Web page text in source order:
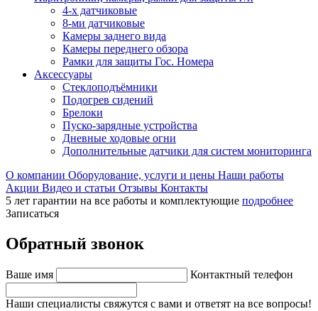
4-х датчиковые
8-ми датчиковые
Камеры заднего вида
Камеры переднего обзора
Рамки для защиты Гос. Номера
Аксессуары
Стеклоподъёмники
Подогрев сидений
Брелоки
Пуско-зарядные устройства
Дневные ходовые огни
Дополнительные датчики для систем мониторинга
О компании Оборудование, услуги и цены Наши работы
Акции Видео и статьи Отзывы Контакты
5 лет гарантии на все работы и комплектующие подробнее
Записаться
Обратный звонок
Ваше имя Контактный телефон
Наши специалисты свяжутся с вами и ответят на все вопросы!